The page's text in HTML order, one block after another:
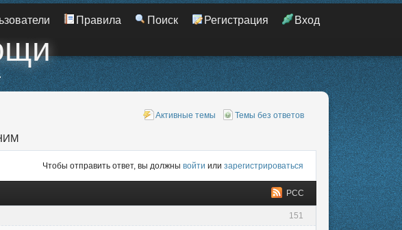
Правила Поиск Регистрация Вход
Активные темы Темы без ответов
Чтобы отправить ответ, вы должны войти или зарегистрироваться
РСС
151